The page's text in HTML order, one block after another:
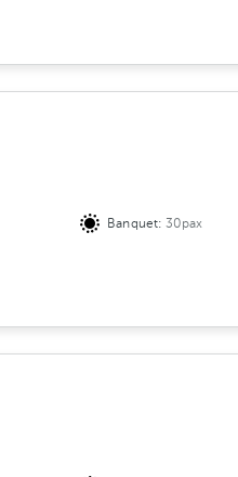
Banquet: 30pax